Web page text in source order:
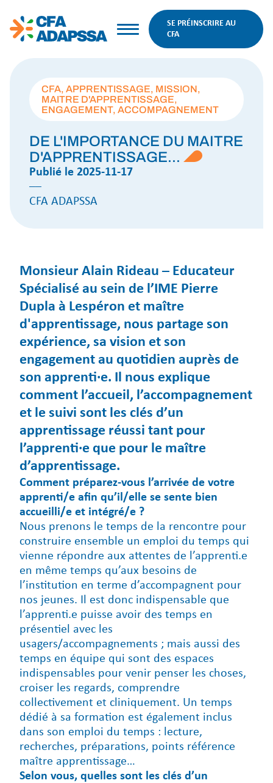
SE PRÉINSCRIRE AU
CFA
CFA, APPRENTISSAGE, MISSION,
MAITRE D'APPRENTISSAGE,
ENGAGEMENT, ACCOMPAGNEMENT
DE L'IMPORTANCE DU MAITRE
D'APPRENTISSAGE...
Publié le 2025-11-17
––
CFA ADAPSSA
Monsieur Alain Rideau – Educateur
Spécialisé au sein de l’IME Pierre
Dupla à Lespéron et maître
d'apprentissage, nous partage son
expérience, sa vision et son
engagement au quotidien auprès de
son apprenti·e. Il nous explique
comment l’accueil, l’accompagnement
et le suivi sont les clés d’un
apprentissage réussi tant pour
l’apprenti·e que pour le maître
d’apprentissage.
Comment préparez-vous l’arrivée de votre
apprenti/e afin qu’il/elle se sente bien
accueilli/e et intégré/e ?
Nous prenons le temps de la rencontre pour
construire ensemble un emploi du temps qui
vienne répondre aux attentes de l’apprenti.e
en même temps qu’aux besoins de
l’institution en terme d’accompagnent pour
nos jeunes. Il est donc indispensable que
l’apprenti.e puisse avoir des temps en
présentiel avec les
usagers/accompagnements ; mais aussi des
temps en équipe qui sont des espaces
indispensables pour venir penser les choses,
croiser les regards, comprendre
collectivement et cliniquement. Un temps
dédié à sa formation est également inclus
dans son emploi du temps : lecture,
recherches, préparations, points référence
maître apprentissage…
Selon vous, quelles sont les clés d’un